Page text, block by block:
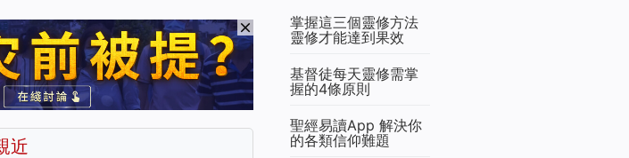
近
掌握這三個靈修方法
靈修才能達到果效
基督徒每天靈修需掌
握的4條原則
聖經易讀App 解決你
的各類信仰難題